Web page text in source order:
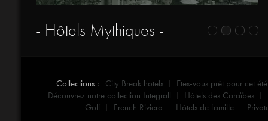
- Hôtels Mythiques -
Collections : City Break hotels
Etes-vous prêt pour cet été
Découvrez notre collection Integrall
Hôtels des Caraïbes
Golf
French Riviera Hôtels de famille